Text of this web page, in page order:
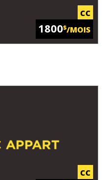
CC
1800$/MOIS
CC